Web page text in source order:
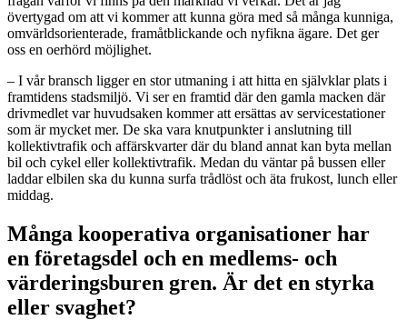
övertygad om att vi kommer att kunna göra med så många kunniga,
omvärldsorienterade, framåtblickande och nyfikna ägare. Det ger
oss en oerhörd möjlighet.
– I vår bransch ligger en stor utmaning i att hitta en självklar plats i
framtidens stadsmiljö. Vi ser en framtid där den gamla macken där
drivmedlet var huvudsaken kommer att ersättas av servicestationer
som är mycket mer. De ska vara knutpunkter i anslutning till
kollektivtrafik och affärskvarter där du bland annat kan byta mellan
bil och cykel eller kollektivtrafik. Medan du väntar på bussen eller
laddar elbilen ska du kunna surfa trådlöst och äta frukost, lunch eller
middag.
Många kooperativa organisationer har
en företagsdel och en medlems- och
värderingsburen gren. Är det en styrka
eller svaghet?